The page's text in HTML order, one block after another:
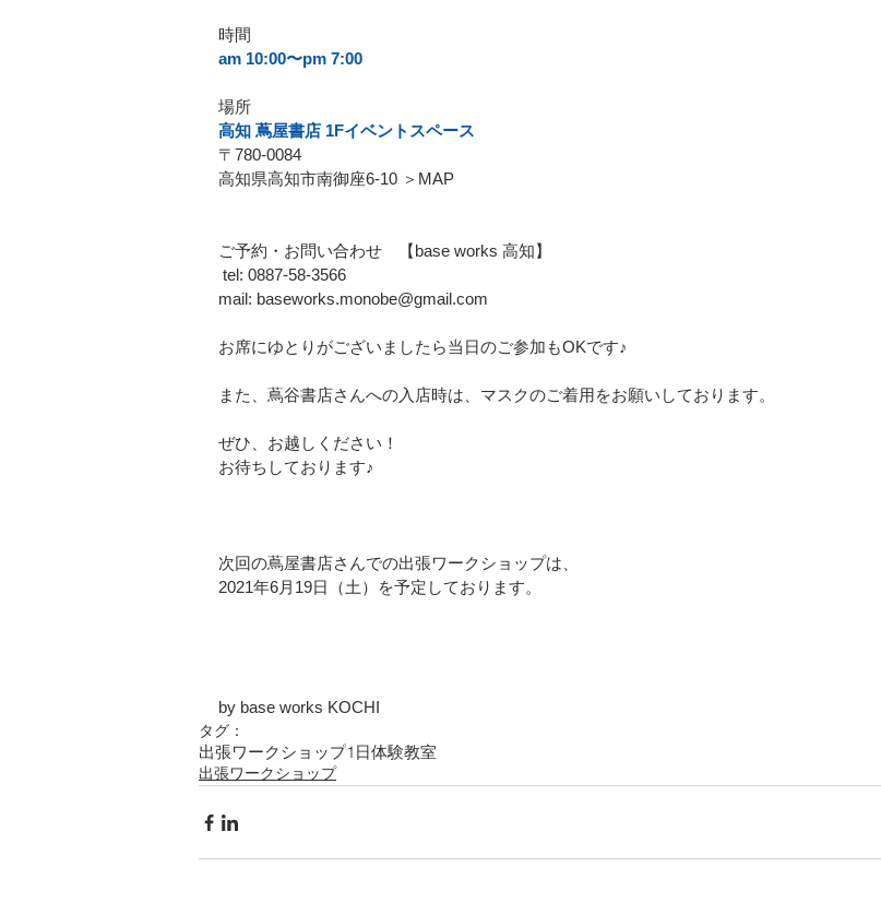
時間
am 10:00〜pm 7:00
場所
高知 蔦屋書店 1Fイベントスペース
〒780-0084
高知県高知市南御座6-10 ＞MAP
ご予約・お問い合わせ　【base works 高知】
tel: 0887-58-3566
mail: baseworks.monobe@gmail.com
お席にゆとりがございましたら当日のご参加もOKです♪
また、蔦谷書店さんへの入店時は、マスクのご着用をお願いしております。
ぜひ、お越しください！
お待ちしております♪
次回の蔦屋書店さんでの出張ワークショップは、
2021年6月19日（土）を予定しております。
by base works KOCHI
タグ：
出張ワークショップ1日体験教室
出張ワークショップ